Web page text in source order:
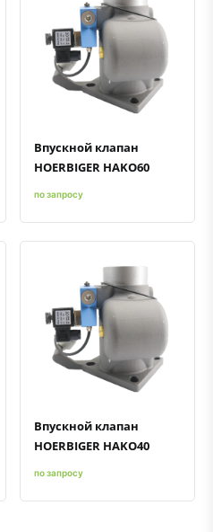
Быстрый просмотрДобавить к сравнению
Добавить в избранное
Впускной клапан
HOERBIGER HAKO60
по запросу
Быстрый просмотрДобавить к сравнению
Добавить в избранное
Впускной клапан
HOERBIGER HAKO40
по запросу